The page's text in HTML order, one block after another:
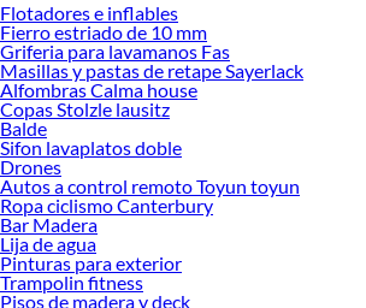
Desde remodelaciones hasta proyectos de decoración,
tus ideas realidad. ¡Visítanos y encuentra todo lo que
Lavaplatos sobrepuestos!
Explora la variedad de productos de Lavaplatos
Sodimac
Herramientas, materiales y accesorios de calidad para
renovación de espacios. ¡Visítanos y descubre todo lo
ofrecerte!
Encuentra una amplia variedad de productos de
Sodimac. Encuentra todo lo necesario para tus
decoración. ¡Visítanos y haz tus ideas realidad!
Flotadores e inflables
Fierro estriado de 10 mm
Griferia para lavamanos Fas
Masillas y pastas de retape Sayerlack
Alfombras Calma house
Copas Stolzle lausitz
Balde
Sifon lavaplatos doble
Drones
Autos a control remoto Toyun toyun
Ropa ciclismo Canterbury
Bar Madera
Lija de agua
Pinturas para exterior
Trampolin fitness
Pisos de madera y deck